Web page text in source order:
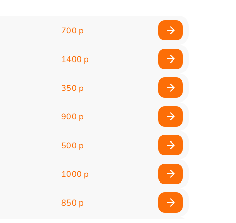
700 р
1400 р
350 р
900 р
500 р
1000 р
850 р